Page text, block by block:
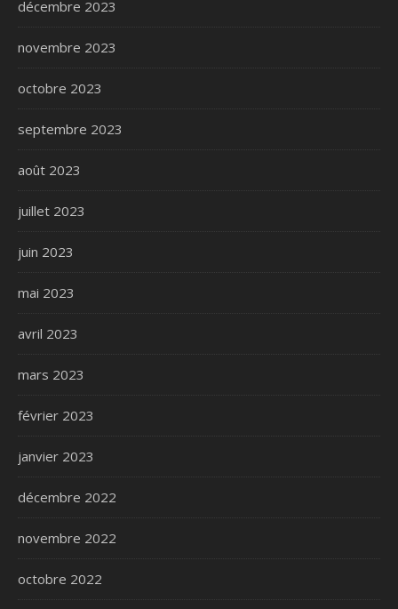
décembre 2023
novembre 2023
octobre 2023
septembre 2023
août 2023
juillet 2023
juin 2023
mai 2023
avril 2023
mars 2023
février 2023
janvier 2023
décembre 2022
novembre 2022
octobre 2022